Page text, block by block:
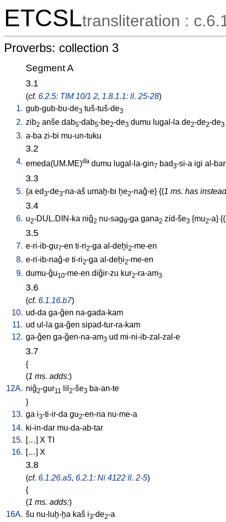
ETCSLtransliteration :
Proverbs: collection 3
Segment A
3.1
(cf. 6.2.5: TIM 10/1 2, 1.8.1.1: ll. 25-28)
1. gub-gub-bu-de3 tuš-tuš-de3
2. zib2 anše dab5-dab5-be2-de3 dumu lugal-la de2-de2-de3
3. a-ba zi-bi mu-un-tuku
3.2
4. emeda(UM.ME)da dumu lugal-la-gin7 bad3-si-a igi al-
3.3
5. {a ed3-de3-na-aš umaḫ-bi ḫe2-naĝ-e} {(1 ms. has
3.4
6. u2-DUL.DIN-ka niĝ2 nu-sag9-ga gana2 zid-še3 {mu2-a} {(
3.5
7. e-ri-ib-gu7-en ti-ri2-ga al-deḫi2-me-en
8. e-ri-ib-naĝ-e ti-ri2-ga al-deḫi2-me-en
9. dumu-ĝu10-me-en diĝir-zu kur2-ra-am3
3.6
(cf. 6.1.16.b7)
10. ud-da ga-ĝen na-gada-kam
11. ud ul-la ga-ĝen sipad-tur-ra-kam
12. ga-ĝen ga-ĝen-na-am3 ud mi-ni-ib-zal-zal-e
3.7
{
(1 ms. adds:)
12A. niĝ2-gur11 lil 2-še3 ba-an-te
}
13. ga i3-ti-ir-da gu2-en-na nu-me-a
14. ki-in-dar mu-da-ab-tar
15. […] X TI
16. […] X
3.8
(cf. 6.1.26.a5, 6.2.1: Ni 4122 ll. 2-5)
{
(1 ms. adds:)
16A. šu nu-luḫ-ḫa kaš i3-de2-a